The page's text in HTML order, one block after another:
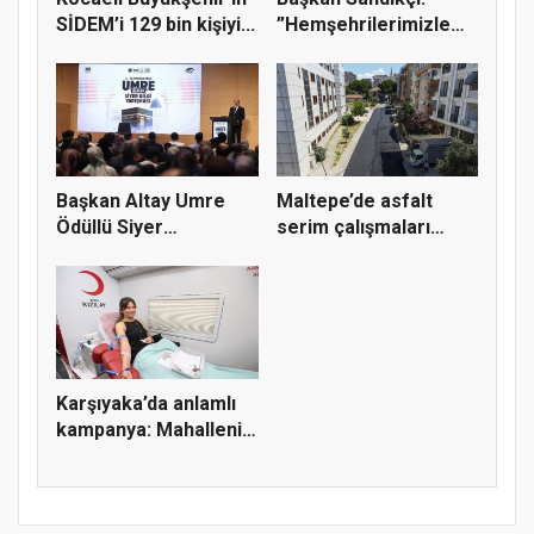
SİDEM’i 129 bin kişiyi...
”Hemşehrilerimizle
Başkan Altay Umre
Ödüllü Siyer
Maltepe’de asfalt
serim çalışmaları
Karşıyaka’da anlamlı
kampanya: Mahallenin